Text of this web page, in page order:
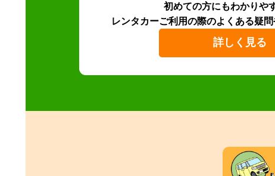
初めての方にもわかりや
レンタカーご利用の際のよくある疑問
詳しく見る